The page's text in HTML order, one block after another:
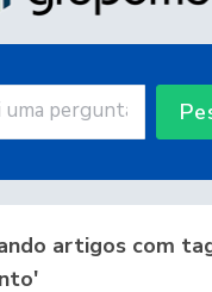
artigos com